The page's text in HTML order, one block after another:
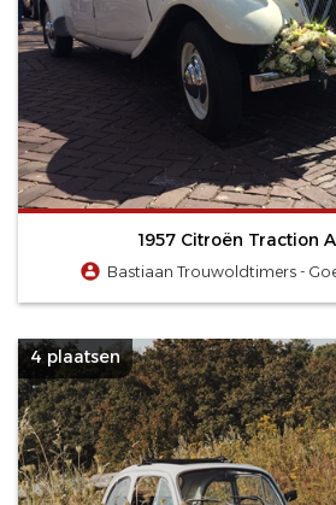
1957 Citroën Traction
Bastiaan Trouwoldtimers -
4 plaatsen